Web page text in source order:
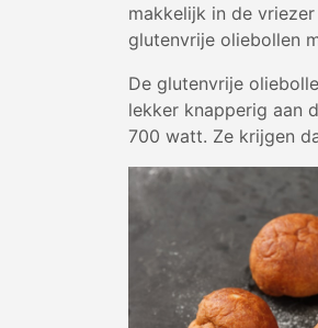
makkelijk in de
glutenvrije oliebollen
De glutenvrije
lekker knapperig aan
700 watt. Ze krijgen